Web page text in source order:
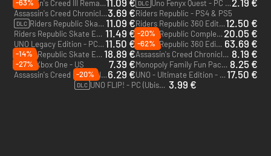
Assassin's Creed III Remastered - Xbox One - US11.09 € DLC Uno Fenyx Quest - PC (Ubisoft Connect)2.19 €
-63%
Assassin's Creed Chronicles: China - PC (Ubisoft Connect)3.69 €Riders Republic - PS4 & PS5
DLC Riders Republic Skate Plus Pack - PC (Ubisoft Connect) 11.09 € Riders Republic 360 Edition - PC (Ubisoft Connect)12.50 €
Riders Republic Skate Edition - PC (Ubisoft Connect) 11.49 € Riders Republic Complete Edition - PC (Ubisoft Connect) 20.05 €
UNO Legacy Edition - PC (Ubisoft Connect)11.50 €
-20%
Riders Republic 360 Edition - Xbox One & Xbox Series X|S 63.69 €
Riders Republic Skate Edition - Xbox One & Xbox Series X|S 18.89 €
-62%
Assassin's Creed Chronicles: Trilogy Pack - Xbox One - US 8.19 €
-14%
UNO - Xbox One - US
7.39 € Monopoly Family Fun Pack - Xbox One - US 8.25 €
-27%
Assassin's Creed Chronicles: India - Xbox One - US6.29 € UNO - Ultimate Edition - PC (Ubisoft Connect)17.50 €
-20%
DLC UNO FLIP! - PC (Ubisoft Connect) 3.99 €